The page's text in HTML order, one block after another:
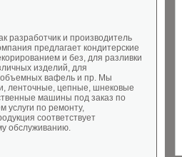
разработчик и производитель
предлагает кондитерские
и без, для разливки
изделий, для
объемных вафель и пр. Мы
ленточные, цепные, шнековые
машины под заказ по
услуги по ремонту,
соответствует
обслуживанию.